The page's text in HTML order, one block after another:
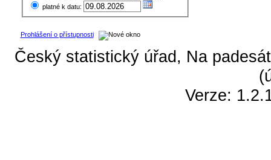
platné k datu:
Prohlášení o přístupnosti
Český statistický úřad, Na
Verze: